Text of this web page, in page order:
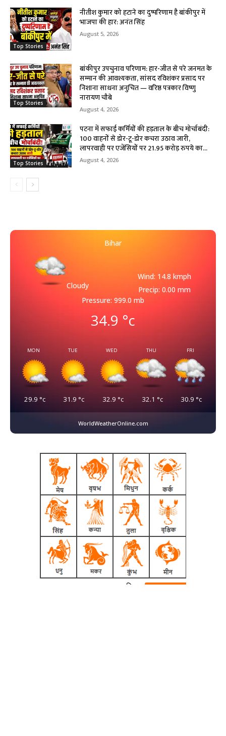
Top Stories
नीतीश कुमार को हटाने का दुष्परिणाम है बांकीपुर में
भाजपा की हार: अनंत सिंह
August 5, 2026
Top Stories
बांकीपुर उपचुनाव परिणाम: हार-जीत से परे जनमत के
सम्मान की आवश्यकता, सांसद रविशंकर प्रसाद पर
निशाना साधना अनुचित — वरिष्ठ पत्रकार विष्णु
नारायण चौबे
August 4, 2026
Top Stories
पटना में सफाई कर्मियों की हड़ताल के बीच मोर्चाबंदी:
100 वाहनों से डोर-टू-डोर कचरा उठाव जारी,
लापरवाही पर एजेंसियों पर 21.95 करोड़ रुपये का...
August 4, 2026
Bihar
Cloudy
Wind: 14.8 kmph
Precip: 0.00 mm
Pressure: 999.0 mb
34.9 °c
MON
29.9 °c
TUE
31.9 °c
WED
32.9 °c
THU
32.1 °c
FRI
30.9 °c
WorldWeatherOnline.com